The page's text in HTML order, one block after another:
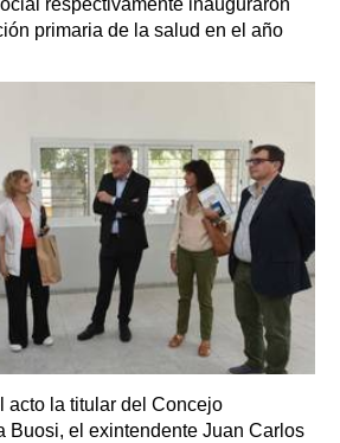
primaria de la salud en el año
acto la titular del Concejo
Buosi, el exintendente Juan Carlos